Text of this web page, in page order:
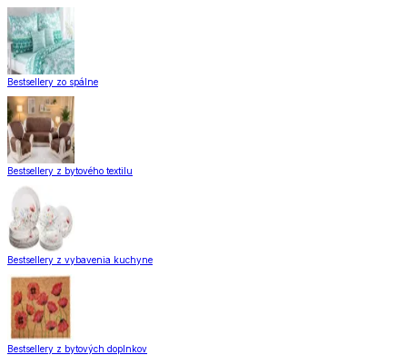
Bestsellery zo spálne
Bestsellery z bytového textilu
Bestsellery z vybavenia kuchyne
Bestsellery z bytových doplnkov